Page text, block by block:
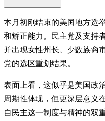
本月初刚结束的美国地方选
和矫正能力。民主党及支持
并出现女性州长、少数族裔
党的选区重划结果。
表面上看，这似乎是美国政
周期性体现，但更深层意义
自民主这一制度与精神的双